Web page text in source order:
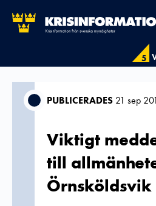
5
PUBLICERADES 21 sep
Viktigt
till
Örnsköldsvik